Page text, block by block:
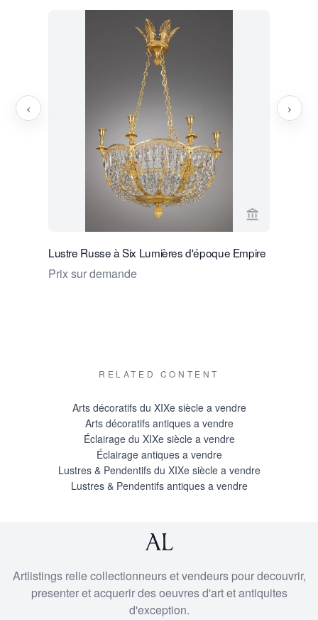
Voir la page
Lustre Russe à Six Lumières d'époque Empire
Prix sur demande
‹ ›
RELATED CONTENT
Arts décoratifs du XIXe siècle a vendre
Arts décoratifs antiques a vendre
Éclairage du XIXe siècle a vendre
Éclairage antiques a vendre
Lustres & Pendentifs du XIXe siècle a vendre
Lustres & Pendentifs antiques a vendre
Artlistings relie collectionneurs et vendeurs pour decouvrir,
presenter et acquerir des oeuvres d'art et antiquites
d'exception.